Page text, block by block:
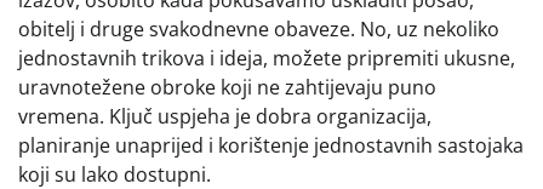
obitelj i druge svakodnevne obaveze. No, uz nekoliko
jednostavnih trikova i ideja, možete pripremiti ukusne,
uravnotežene obroke koji ne zahtijevaju puno
vremena. Ključ uspjeha je dobra organizacija,
planiranje unaprijed i korištenje jednostavnih sastojaka
koji su lako dostupni.